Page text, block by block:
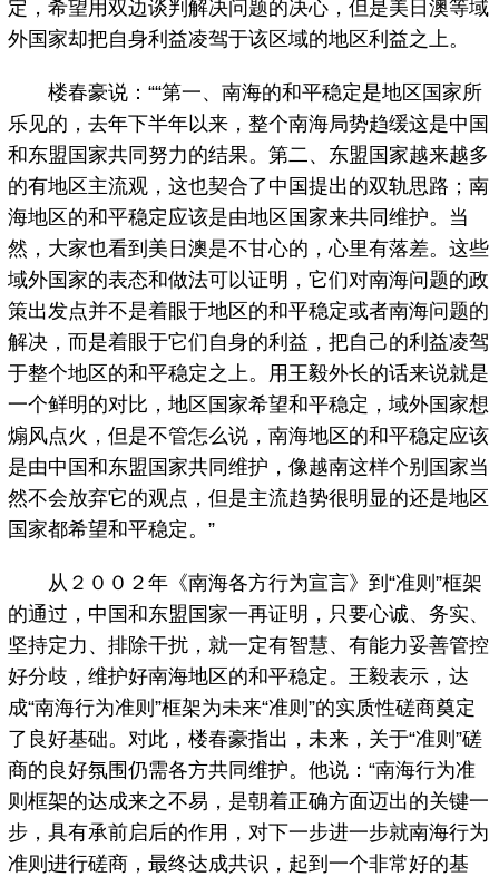
定，希望用双边谈判解决问题的决心，但是美日澳等域
外国家却把自身利益凌驾于该区域的地区利益之上。
楼春豪说：““第一、南海的和平稳定是地区国家所
乐见的，去年下半年以来，整个南海局势趋缓这是中国
和东盟国家共同努力的结果。第二、东盟国家越来越多
的有地区主流观，这也契合了中国提出的双轨思路；南
海地区的和平稳定应该是由地区国家来共同维护。当
然，大家也看到美日澳是不甘心的，心里有落差。这些
域外国家的表态和做法可以证明，它们对南海问题的政
策出发点并不是着眼于地区的和平稳定或者南海问题的
解决，而是着眼于它们自身的利益，把自己的利益凌驾
于整个地区的和平稳定之上。用王毅外长的话来说就是
一个鲜明的对比，地区国家希望和平稳定，域外国家想
煽风点火，但是不管怎么说，南海地区的和平稳定应该
是由中国和东盟国家共同维护，像越南这样个别国家当
然不会放弃它的观点，但是主流趋势很明显的还是地区
国家都希望和平稳定。”
从２００２年《南海各方行为宣言》到“准则”框架
的通过，中国和东盟国家一再证明，只要心诚、务实、
坚持定力、排除干扰，就一定有智慧、有能力妥善管控
好分歧，维护好南海地区的和平稳定。王毅表示，达
成“南海行为准则”框架为未来“准则”的实质性磋商奠定
了良好基础。对此，楼春豪指出，未来，关于“准则”磋
商的良好氛围仍需各方共同维护。他说：“南海行为准
则框架的达成来之不易，是朝着正确方面迈出的关键一
步，具有承前启后的作用，对下一步进一步就南海行为
准则进行磋商，最终达成共识，起到一个非常好的基